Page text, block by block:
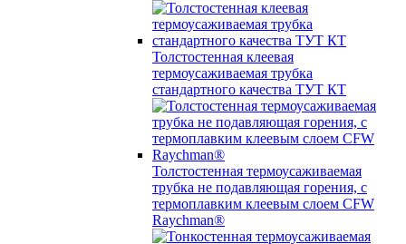
Толстостенная клеевая
термоусаживаемая трубка
стандартного качества ТУТ КТ
Толстостенная термоусаживаемая
трубка не подавляющая горения, с
термоплавким клеевым слоем CFW
Raychman®